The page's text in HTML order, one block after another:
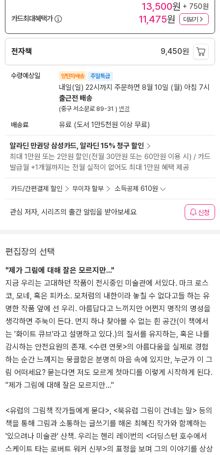
13,500원 + 750원
카드최대혜택가
11,475원 더보기
전자책 9,450원
수령예상일 양탄자배송 주말특급
내일(일) 22시까지 주문하면 8월 10일 (월) 아침 7시
출근전 배송
(중구 서소문로 89-31 ) 변경
배송료 유료 (도서 1만5천원 이상 무료)
알라딘 만권당 삼성카드, 알라딘 15% 청구 할인
최대 1만원 또는 2만원 할인(전월 30만원 또는 60만원 이용 시) / 카드
발급월 +1개월까지는 전월 실적이 없어도 최대 1만원 혜택 제공
카드/간편결제 할인 무이자 할부 소득공제 610원
관심 저자, 시리즈의 출간 알림을 받아보세요 신청
편집장의 선택
"제가 그림에 대해 잘은 모르지만..."
지금 우리는 고대하던 작품이 전시중인 미술관에 서있다. 마크 로스
코, 모네, 혹은 피카소. 모처럼의 내한이라 놓칠 수 없다고들 하는 유
명한 작품 앞에 선 우리. 아름답다고 느끼지만 어쩐지 명작의 명성을
생각하면 주눅이 든다. 먼지 하나 찾아볼 수 없는 흰 공간(이 책에서
는 '화이트 큐브'라고 설명하고 있다.)의 질서를 유지하는, 혹은 나를
감시하는 안전요원의 존재. <수련 연못>의 아름다움을 실제로 경험
하는 순간 느껴지는 뭉클함은 분명히 마음 속에 있지만, 누군가 이 그
림 어떠세요? 묻는다면 저도 모르게 첫마디를 이렇게 시작하게 된다.
"제가 그림에 대해 잘은 모르지만..."
<유럽의 그림책 작가들에게 묻다>, <북유럽 그림이 건네는 말> 등의
책을 통해 그림과 소통하는 글쓰기를 해온 최혜진 작가와 함께하는
'있으려나 미술관' 산책. 우리는 헨리 레이번의 <더딩스턴 호수에서
스케이트 타는 로버트 워커 신부>의 표정을 보며 그의 이야기를 상상